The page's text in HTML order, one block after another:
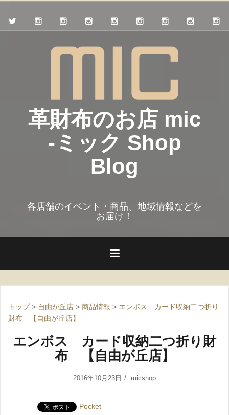
革財布のお店 mic
-ミック Shop
Blog
各店舗のイベント・商品、地域情報などを
お届け！
トップ> 自由が丘店 > 商品情報 > エンボス カード収納二つ折り
財布 【自由が丘店】
エンボス カード収納二つ折り財
布 【自由が丘店】
2016年10月23日 micshop
Pocket